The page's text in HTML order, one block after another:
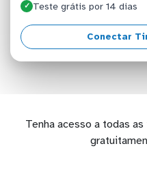
✓ Teste grátis por 14 dias
Conectar
Tenha acesso a todas